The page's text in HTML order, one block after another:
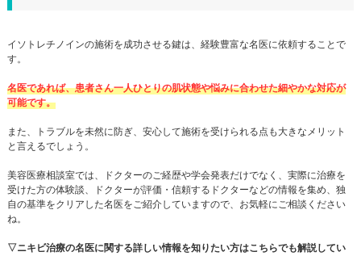
イソトレチノインの施術を成功させる鍵は、経験豊富な名医に依頼することで
す。
名医であれば、患者さん一人ひとりの肌状態や悩みに合わせた細やかな対応が
可能です。
また、トラブルを未然に防ぎ、安心して施術を受けられる点も大きなメリット
と言えるでしょう。
美容医療相談室では、ドクターのご経歴や学会発表だけでなく、実際に治療を
受けた方の体験談、ドクターが評価・信頼するドクターなどの情報を集め、独
自の基準をクリアした名医をご紹介していますので、お気軽にご相談ください
ね。
▽ニキビ治療の名医に関する詳しい情報を知りたい方はこちらでも解説してい